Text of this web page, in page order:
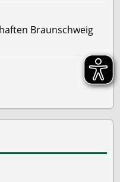
Braunschweig